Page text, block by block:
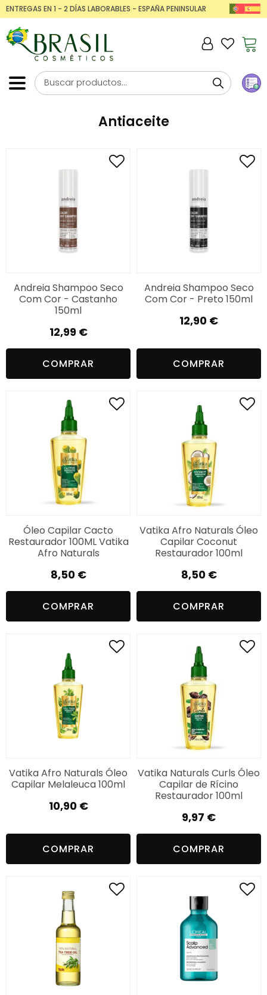
ENTREGAS EN 1 - 2 DÍAS LABORABLES - ESPAÑA PENINSULAR
Antiaceite
Andreia Shampoo Seco
Com Cor - Castanho
150ml
12,99 €
COMPRAR
Andreia Shampoo Seco
Com Cor - Preto 150ml
12,90 €
COMPRAR
Óleo Capilar Cacto
Restaurador 100ML Vatika
Afro Naturals
8,50 €
COMPRAR
Vatika Afro Naturals Óleo
Capilar Coconut
Restaurador 100ml
8,50 €
COMPRAR
Vatika Afro Naturals Óleo
Capilar Melaleuca 100ml
10,90 €
COMPRAR
Vatika Naturals Curls Óleo
Capilar de Rícino
Restaurador 100ml
9,97 €
COMPRAR